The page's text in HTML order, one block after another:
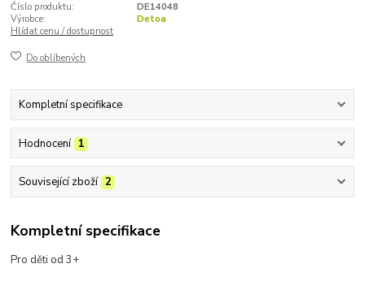
Číslo produktu:
DE14048
Výrobce:
Detoa
Hlídat cenu / dostupnost
Do oblíbených
Kompletní specifikace
Hodnocení 1
Související zboží 2
Kompletní specifikace
Pro děti od 3+